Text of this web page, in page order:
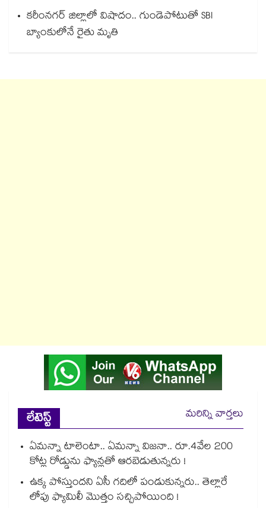
కరీంనగర్ జిల్లాలో విషాదం.. గుండెపోటుతో SBI
బ్యాంకులోనే రైతు మృతి
లేటెస్ట్
మరిన్ని వార్తలు
ఏమన్నా టాలెంటా.. ఏమన్నా విజనా.. రూ.4వేల 200
కోట్ల రోడ్డును ఫ్యాన్లతో ఆరబెడుతున్నరు !
ఉక్క పోస్తుందని ఏసీ గదిలో పండుకున్నరు.. తెల్లారే
లోపు ఫ్యామిలీ మొత్తం సచ్చిపోయింది !